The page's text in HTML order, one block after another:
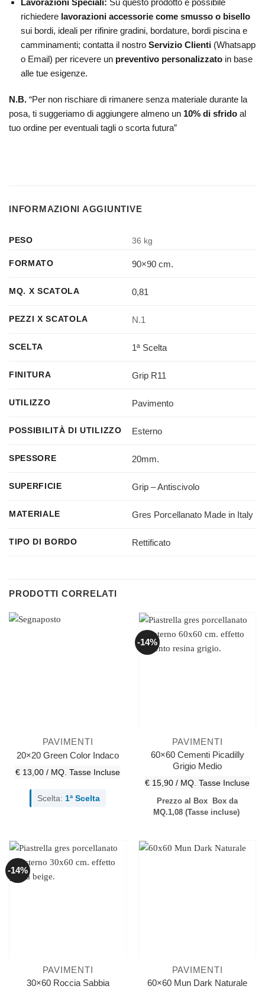
Lavorazioni Speciali: Su questo prodotto è possibile
richiedere lavorazioni accessorie come smusso o bisello
sui bordi, ideali per rifinire gradini, bordature, bordi piscina e
camminamenti; contatta il nostro Servizio Clienti (Whatsapp
o Email) per ricevere un preventivo personalizzatoin base
alle tue esigenze.
N.B. “Per non rischiare di rimanere senza materiale durante la
posa, ti suggeriamo di aggiungere almeno un 10% di sfrido al
tuo ordine per eventuali tagli o scorta futura”
INFORMAZIONI AGGIUNTIVE
PESO 36 kg
FORMATO 90×90 cm.
MQ. X SCATOLA 0,81
PEZZI X SCATOLA N.1
SCELTA 1ª Scelta
FINITURA Grip R11
UTILIZZO Pavimento
POSSIBILITÀ DI UTILIZZO Esterno
SPESSORE 20mm.
SUPERFICIE Grip – Antiscivolo
MATERIALE Gres Porcellanato Made in Italy
TIPO DI BORDO Rettificato
PRODOTTI CORRELATI
PAVIMENTI
20×20 Green Color Indaco
€ 13,00 / MQ. Tasse Incluse
Scelta: 1ª Scelta
-14%
PAVIMENTI
60×60 Cementi Picadilly
Grigio Medio
€ 15,90 / MQ. Tasse Incluse
Prezzo al Box
Box da
MQ.1,08 (Tasse incluse)
-14%
PAVIMENTI
30×60 Roccia Sabbia
PAVIMENTI
60×60 Mun Dark Naturale